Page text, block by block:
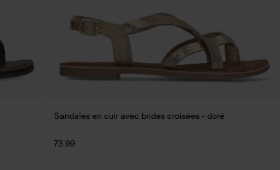
Sandales en cuir avec brides croisées - doré
73.99